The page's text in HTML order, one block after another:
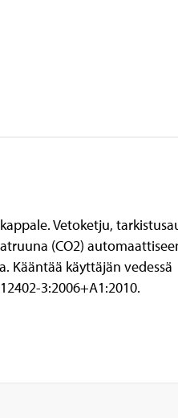
Vetoketju,
(CO2)
Kääntää käyttäjän vedessä
3:2006+A1:2010.